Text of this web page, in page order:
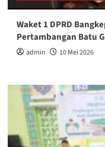
Waket 1 DPRD
Pertambangan Batu
admin 10 Mei 2026